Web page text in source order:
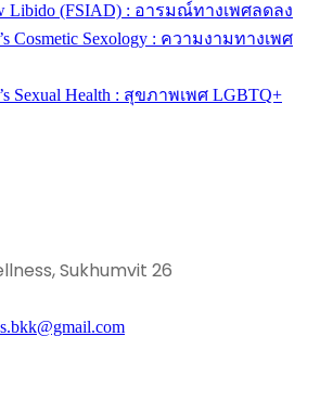
Libido (FSIAD) : อารมณ์ทางเพศลดลง
Cosmetic Sexology : ความงามทางเพศ
Sexual Health : สุขภาพเพศ LGBTQ+
Sukhumvit 26